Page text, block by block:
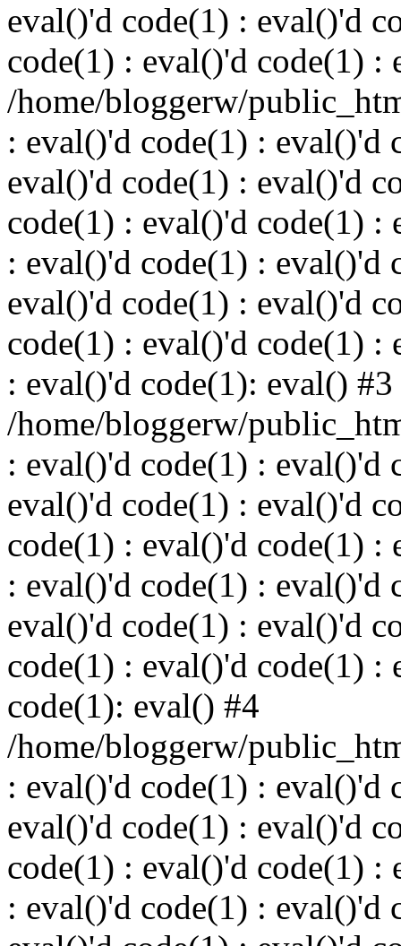
eval()'d code(1) : eval()'d
code(1) : eval()'d code(1) :
/home/bloggerw/
: eval()'d code(1) : eval()'d
eval()'d code(1) : eval()'d
code(1) : eval()'d code(1) :
: eval()'d code(1) : eval()'d
eval()'d code(1) : eval()'d
code(1) : eval()'d code(1) :
: eval()'d code(1): eval() #3
/home/bloggerw/
: eval()'d code(1) : eval()'d
eval()'d code(1) : eval()'d
code(1) : eval()'d code(1) :
: eval()'d code(1) : eval()'d
eval()'d code(1) : eval()'d
code(1) : eval()'d code(1) :
code(1): eval() #4
/home/bloggerw/
: eval()'d code(1) : eval()'d
eval()'d code(1) : eval()'d
code(1) : eval()'d code(1) :
: eval()'d code(1) : eval()'d